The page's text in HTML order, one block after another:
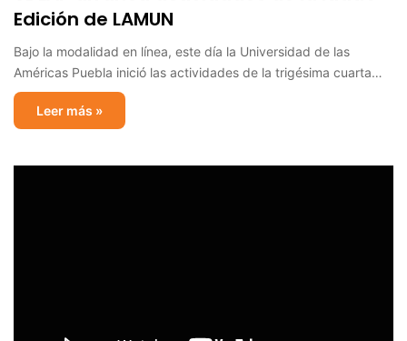
Edición de LAMUN
Bajo la modalidad en línea, este día la Universidad de las
Américas Puebla inició las actividades de la trigésima cuarta…
Leer más »